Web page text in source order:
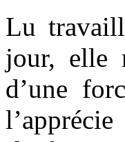
Lu
jour, elle
d’une